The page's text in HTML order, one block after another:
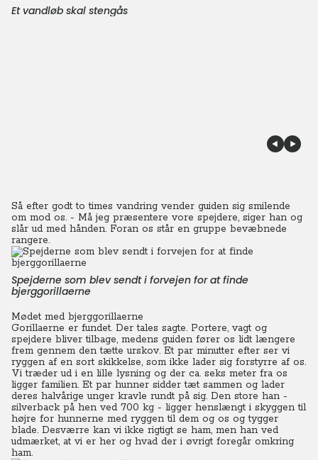
Et vandløb skal stengås
Så efter godt to times vandring vender guiden sig smilende
om mod os. - Må jeg præsentere vore spejdere, siger han og
slår ud med hånden. Foran os står en gruppe bevæbnede
rangere.
Spejderne som blev sendt i forvejen for at finde
bjerggorillaerne
Mødet med bjerggorillaerne
Gorillaerne er fundet. Der tales sagte. Portere, vagt og
spejdere bliver tilbage, medens guiden fører os lidt længere
frem gennem den tætte urskov. Et par minutter efter ser vi
ryggen af en sort skikkelse, som ikke lader sig forstyrre af os.
Vi træder ud i en lille lysning og der ca. seks meter fra os
ligger familien. Et par hunner sidder tæt sammen og lader
deres halvårige unger kravle rundt på sig. Den store han -
silverback på hen ved 700 kg - ligger henslængt i skyggen til
højre for hunnerne med ryggen til dem og os og tygger
blade. Desværre kan vi ikke rigtigt se ham, men han ved
udmærket, at vi er her og hvad der i øvrigt foregår omkring
ham.